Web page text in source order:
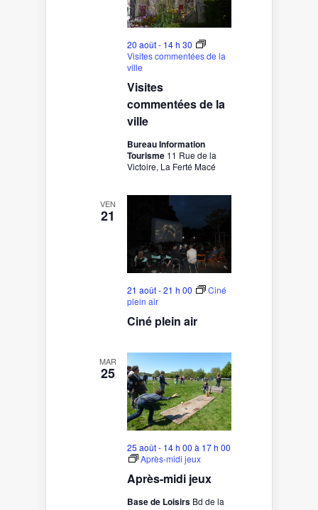
Visites
commentées de la
ville
20 août - 14 h 30
Visites commentées de la
ville
Bureau Information
Tourisme 11 Rue de la
Victoire, La Ferté Macé
VEN
21
Ciné plein air
21 août - 21 h 00
Ciné
plein air
MAR
25
Après-midi jeux
25 août - 14 h 00 à 17 h 00
Après-midi jeux
Base de Loisirs Bd de la